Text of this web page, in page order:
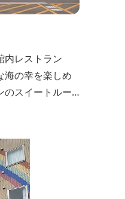
内レストラン
海の幸を楽しめ
のスイートルー